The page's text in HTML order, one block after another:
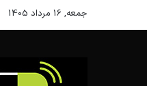
جمعه, 16 مرداد 1405